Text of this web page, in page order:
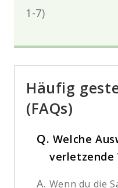
1-7)
Häufig
(FAQs)
Q. Welche
verletzende
A. Wenn du die